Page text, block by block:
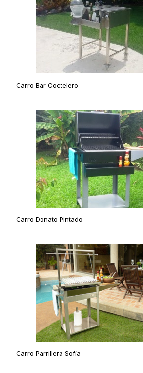
Carro Bar Coctelero
Carro Donato Pintado
Carro Parrillera Sofía